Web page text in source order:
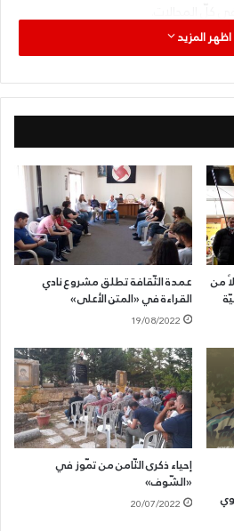
جميع الطلاب الذين وضعوا ثقتهم بنا،
مطالبهم بكلّ الحق والخير والجمال.
اظهر المزيد
من
عمدة الثّقافة تطلق مشروع نادي
القراءة في «المتن الأعلى»
19/08/2022
إحياء ذكرى الثّامن من تمّوز في
«الشّوف»
20/07/2022